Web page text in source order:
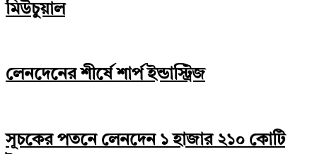
মিউচুয়াল
লেনদেনের শীর্ষে শার্প ইন্ডাস্ট্রিজ
সূচকের পতনে লেনদেন ১ হাজার ২১০ কোটি